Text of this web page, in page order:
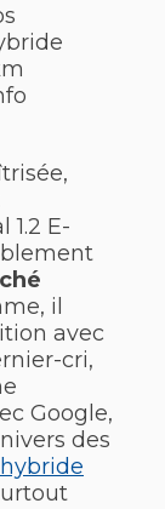
1.2 E-
il
avec
cri,
Google,
des